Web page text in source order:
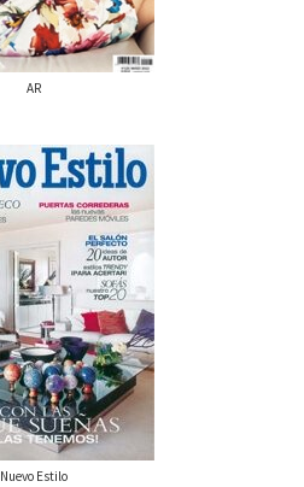
AR
Nuevo Estilo